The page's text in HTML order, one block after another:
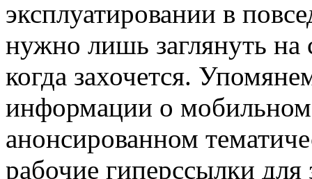
эксплуатировании в
нужно лишь заглянуть на
когда захочется.
информации о
анонсированном
рабочие гиперссылки